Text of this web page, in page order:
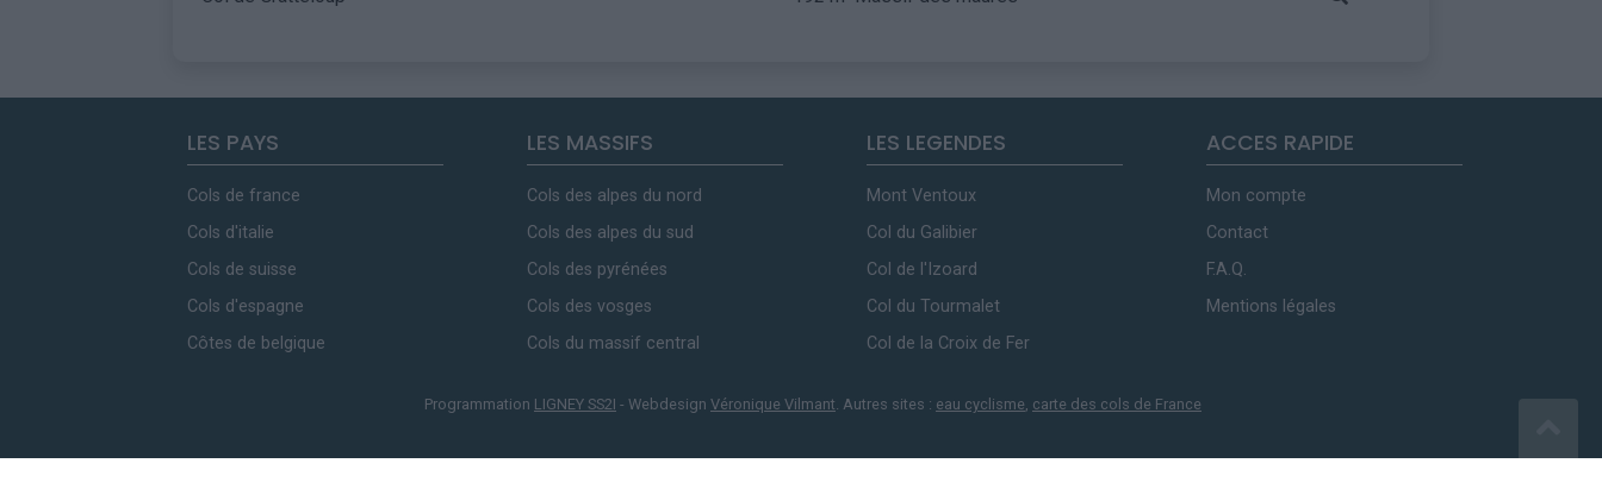
LES PAYS
Cols de france
Cols d'italie
Cols de suisse
Cols d'espagne
Côtes de belgique
LES MASSIFS
Cols des alpes du nord
Cols des alpes du sud
Cols des pyrénées
Cols des vosges
Cols du massif central
LES LEGENDES
Mont Ventoux
Col du Galibier
Col de l'Izoard
Col du Tourmalet
Col de la Croix de Fer
ACCES RAPIDE
Mon compte
Contact
F.A.Q.
Mentions légales
Programmation LIGNEY SS2I - Webdesign Véronique Vilmant. Autres sites : eau cyclisme, carte des cols de France